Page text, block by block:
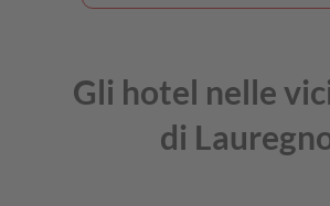
Gli hotel nelle
di